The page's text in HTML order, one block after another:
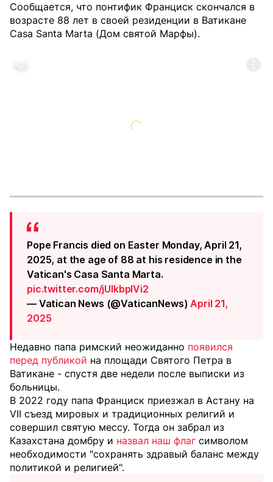
Сообщается, что понтифик Франциск скончался в
возрасте 88 лет в своей резиденции в Ватикане
Casa Santa Marta (Дом святой Марфы).
Pope Francis died on Easter Monday, April 21,
2025, at the age of 88 at his residence in the
Vatican's Casa Santa Marta.
pic.twitter.com/jUIkbplVi2
— Vatican News (@VaticanNews)April 21,
2025
Недавно папа римский неожиданно появился
перед публикой на площади Святого Петра в
Ватикане - спустя две недели после выписки из
больницы.
В 2022 году папа Франциск приезжал в Астану на
VII съезд мировых и традиционных религий и
совершил святую мессу. Тогда он забрал из
Казахстана домбру и назвал наш флаг символом
необходимости "сохранять здравый баланс между
политикой и религией".